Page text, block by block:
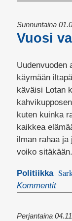
Sunnuntaina
Vuosi
Uudenvuoden
käymään
käväisi Lotan
kuten kuinka
kaikkea
ilman rahaa ja
voiko
Politiikka
Kommentit
Perjantaina